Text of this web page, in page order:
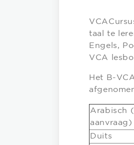
taal te
Engels,
VCA
Het B-
Arabisch
aanvraag)
Duits